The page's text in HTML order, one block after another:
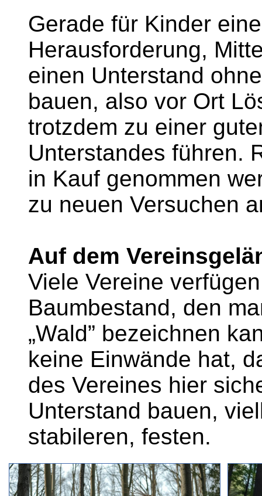
Gerade für Kinder
Herausforderung,
einen Unterstand
bauen, also vor Ort
trotzdem zu einer
Unterstandes führen.
in Kauf genommen
zu neuen Versuchen
Auf dem
Viele Vereine
Baumbestand, den
„Wald” bezeichnen
keine Einwände hat,
des Vereines hier
Unterstand bauen,
stabileren, festen.